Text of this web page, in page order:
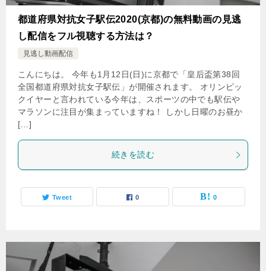
都道府県対抗女子駅伝2020(京都)の無料動画の見逃
し配信をフル視聴する方法は？
見逃し動画配信
こんにちは。 今年も1月12日(日)に京都で「皇后盃第38回
全国都道府県対抗女子駅伝」が開催されます。 オリンピッ
クイヤーと言われている今年は、スポーツの中でも駅伝や
マラソンに注目が集まっていますね！ しかし日曜のお昼か
[…]
続きを読む
Tweet 0 0